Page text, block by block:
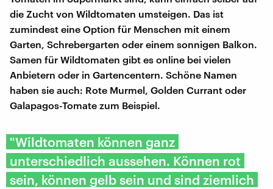
die Zucht von Wildtomaten umsteigen. Das ist
zumindest eine Option für Menschen mit einem
Garten, Schrebergarten oder einem sonnigen Balkon.
Samen für Wildtomaten gibt es online bei vielen
Anbietern oder in Gartencentern. Schöne Namen
haben sie auch: Rote Murmel, Golden Currant oder
Galapagos-Tomate zum Beispiel.
"Wildtomaten können ganz
unterschiedlich aussehen. Können rot
sein, können gelb sein und sind ziemlich